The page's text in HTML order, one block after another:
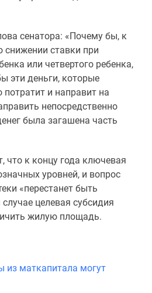
сенатора: «Почему бы, к
снижении ставки при
или четвертого ребенка,
эти деньги, которые
потратит и направит на
непосредственно
была загашена часть
что к концу года ключевая
уровней, и вопрос
«перестанет быть
целевая субсидия
жилую площадь.
маткапитала могут